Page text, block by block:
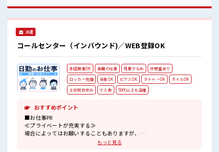
性を大事にできます♪ 仕事の合間の息抜きは休憩室で♪ ロッ
カーあり！ 安心してお仕事に集中♪
派遣
コールセンター（インバウンド)／WEB登録OK
未経験者OK 長期の仕事 残業少なめ
休憩室あり
ロッカー完備
染髪OK ピアスOK タトゥーOK
ネイルOK
土日祝日休み
少人数 50代以上も活躍
おすすめポイント
■お仕事PR
≪プライベートが充実する≫
場合によってはお願いすることもありますが、
もっと見る